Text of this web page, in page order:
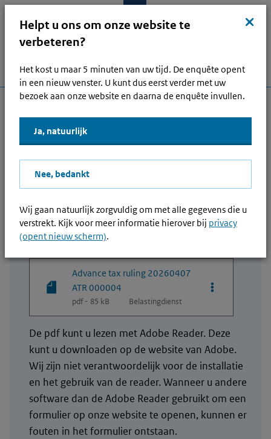
Ga naar hoofdinhoud
Ga direct naar hoofdnavigatie
Ga direct naar footer
Hoofdnavigatie
Home Menu Open
Lees voor
Advance tax ruling 20260407 ATR
000004
Downloaden
Advance tax ruling 20260407
ATR 000004
pdf - 85 kB Belastingdienst
Opties van
De pdf kunt u lezen met Adobe Reader. Deze
kunt u downloaden op de website van Adobe.
Wij zijn niet verantwoordelijk voor de installatie
en het gebruik van de reader. Wanneer u andere
software dan de Adobe Reader gebruikt om een
formulier op onze website te openen, kunnen er
fouten in het formulier ontstaan.
kruis
Helpt u ons om onze website te
verbeteren?
Het kost u maar 5 minuten van uw tijd. De enquête opent
in een nieuw venster. U kunt dus eerst verder met uw
bezoek aan onze website en daarna de enquête invullen.
Ja, natuurlijk
Nee, bedankt
Wij gaan natuurlijk zorgvuldig om met alle gegevens die u
verstrekt. Kijk voor meer informatie hierover bij privacy
(opent nieuw scherm).